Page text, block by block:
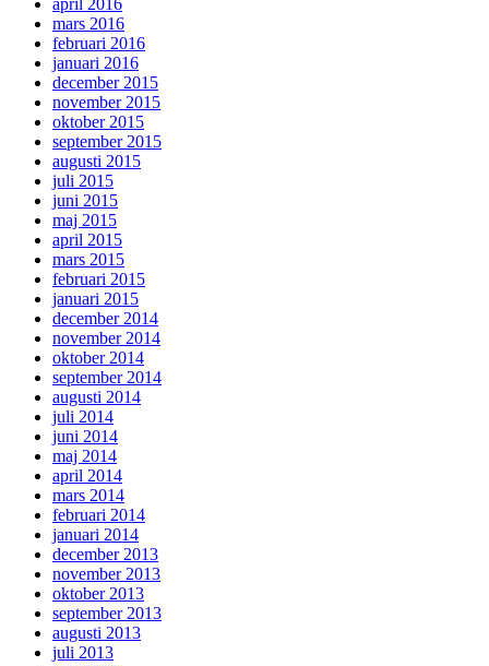
mars 2016
februari 2016
januari 2016
december 2015
november 2015
oktober 2015
september 2015
augusti 2015
juli 2015
juni 2015
maj 2015
april 2015
mars 2015
februari 2015
januari 2015
december 2014
november 2014
oktober 2014
september 2014
augusti 2014
juli 2014
juni 2014
maj 2014
april 2014
mars 2014
februari 2014
januari 2014
december 2013
november 2013
oktober 2013
september 2013
augusti 2013
juli 2013